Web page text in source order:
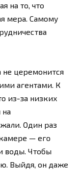
на то, что
мера. Самому
не церемонится
агентами. К
из-за низких
на
Один раз
— его
воды. Чтобы
Выйдя, он даже